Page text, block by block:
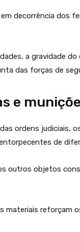
decorrência dos
a gravidade
das forças de
e
ordens judiciais,
de
outros objetos
materiais reforçam